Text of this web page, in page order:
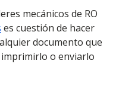
mecánicos de RO
es cuestión de hacer
documento que
o enviarlo